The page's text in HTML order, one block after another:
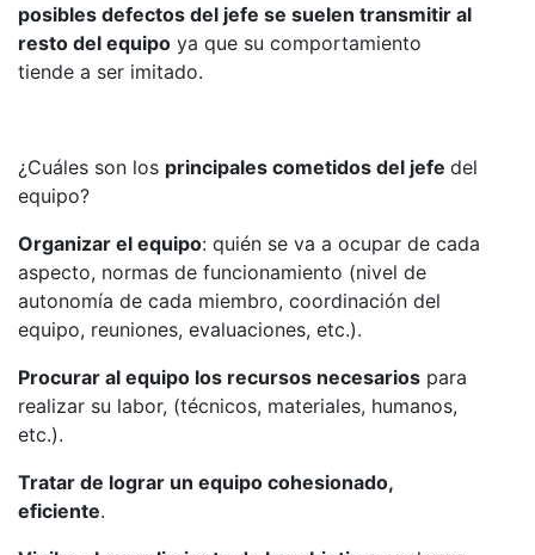
posibles defectos del jefe se suelen transmitir al
resto del equipo ya que su comportamiento
tiende a ser imitado.
¿Cuáles son los principales cometidos del jefe del
equipo?
Organizar el equipo: quién se va a ocupar de cada
aspecto, normas de funcionamiento (nivel de
autonomía de cada miembro, coordinación del
equipo, reuniones, evaluaciones, etc.).
Procurar al equipo los recursos necesarios para
realizar su labor, (técnicos, materiales, humanos,
etc.).
Tratar de lograr un equipo cohesionado,
eficiente.